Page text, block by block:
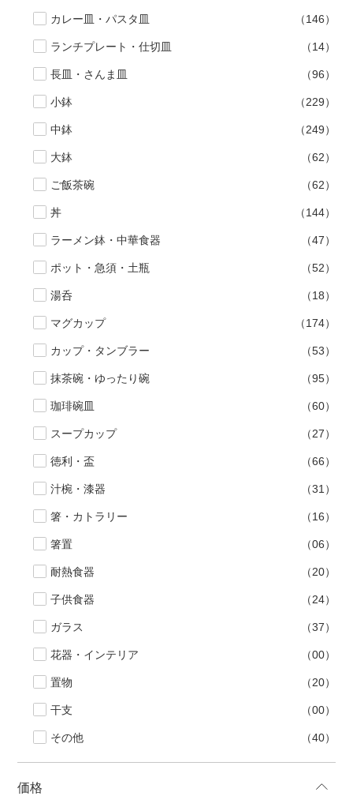
カレー皿・パスタ皿 （146）
ランチプレート・仕切皿 （14）
長皿・さんま皿 （96）
小鉢 （229）
中鉢 （249）
大鉢 （62）
ご飯茶碗 （62）
丼 （144）
ラーメン鉢・中華食器 （47）
ポット・急須・土瓶 （52）
湯呑 （18）
マグカップ （174）
カップ・タンブラー （53）
抹茶碗・ゆったり碗 （95）
珈琲碗皿 （60）
スープカップ （27）
徳利・盃 （66）
汁椀・漆器 （31）
箸・カトラリー （16）
箸置 （06）
耐熱食器 （20）
子供食器 （24）
ガラス （37）
花器・インテリア （00）
置物 （20）
干支 （00）
その他 （40）
価格